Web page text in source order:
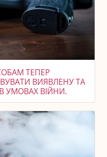
ТЕПЕР
ВИЯВЛЕНУ ТА
УМОВАХ ВІЙНИ.